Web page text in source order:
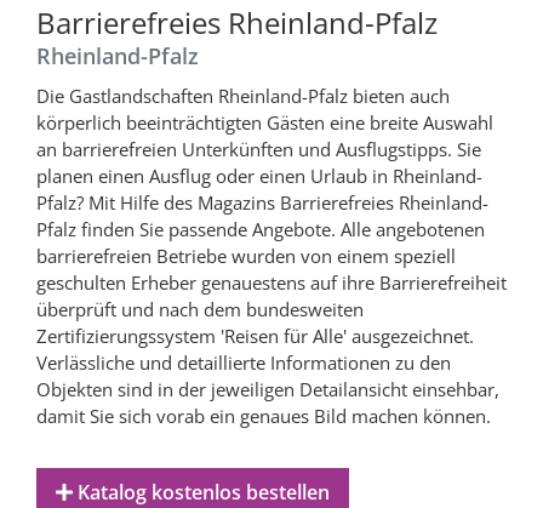
Barrierefreies Rheinland-Pfalz
Rheinland-Pfalz
Die Gastlandschaften Rheinland-Pfalz bieten auch
körperlich beeinträchtigten Gästen eine breite Auswahl
an barrierefreien Unterkünften und Ausflugstipps. Sie
planen einen Ausflug oder einen Urlaub in Rheinland-
Pfalz? Mit Hilfe des Magazins Barrierefreies Rheinland-
Pfalz finden Sie passende Angebote. Alle angebotenen
barrierefreien Betriebe wurden von einem speziell
geschulten Erheber genauestens auf ihre Barrierefreiheit
überprüft und nach dem bundesweiten
Zertifizierungssystem 'Reisen für Alle' ausgezeichnet.
Verlässliche und detaillierte Informationen zu den
Objekten sind in der jeweiligen Detailansicht einsehbar,
damit Sie sich vorab ein genaues Bild machen können.
Katalog kostenlos bestellen